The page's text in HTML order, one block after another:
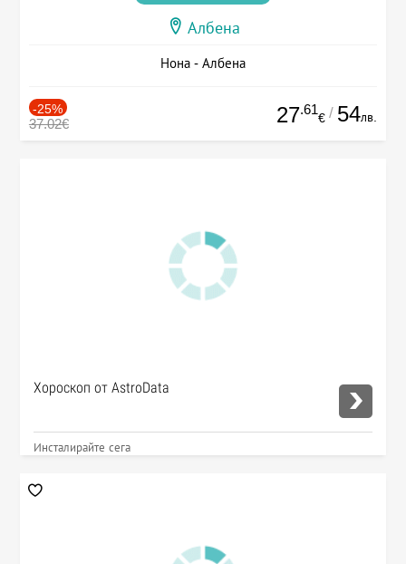
Албена
Нона - Албена
-25%
37.02€ 27.61
€ / 54лв.
Хороскоп от AstroData
Инсталирайте сега